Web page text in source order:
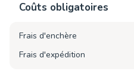
Coûts obligatoires
Frais d'enchère
Frais d'expédition